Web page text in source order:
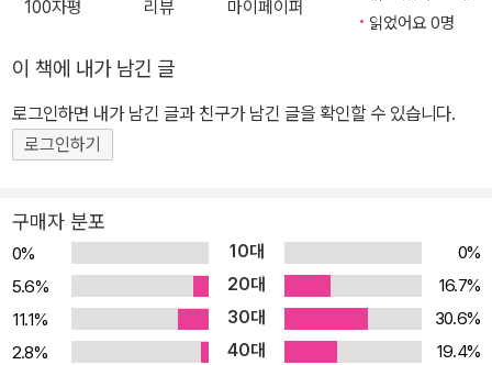
100자평 리뷰 마이페이퍼
읽었어요 0명
이 책에 내가 남긴 글
로그인하면 내가 남긴 글과 친구가 남긴 글을 확인할 수 있습니다.
로그인하기
구매자 분포
0% 10대
0%
5.6%
20대
16.7%
11.1%
30대
30.6%
2.8%
40대
19.4%